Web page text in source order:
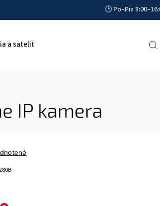
🕒 Po–Pia
a satelit Akumulátory, UPS a zdroje
IP kamera